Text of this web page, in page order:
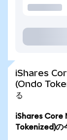
iShares
(Ondo
る
iShares Core
Tokenized)の